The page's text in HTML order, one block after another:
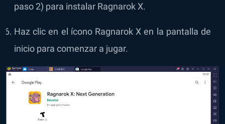
paso 2) para instalar Ragnarok X.
Haz clic en el ícono Ragnarok X en la pantalla de
inicio para comenzar a jugar.